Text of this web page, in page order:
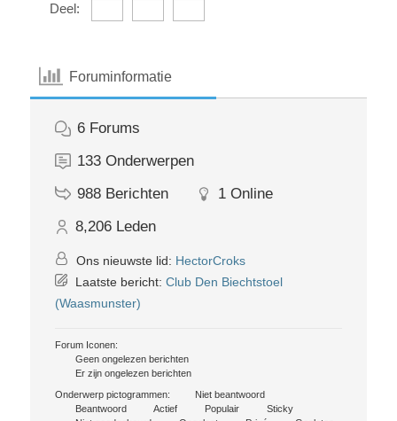
Deel:
Foruminformatie
6 Forums
133 Onderwerpen
988 Berichten 1 Online
8,206 Leden
Ons nieuwste lid: HectorCroks
Laatste bericht: Club Den Biechtstoel
(Waasmunster)
Forum Iconen:
Geen ongelezen berichten
Er zijn ongelezen berichten
Onderwerp pictogrammen:
Niet beantwoord
Beantwoord
Actief Populair
Sticky